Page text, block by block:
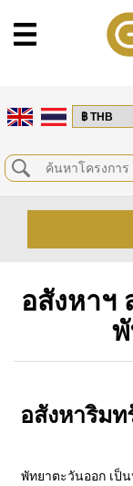
อสังหาฯ
อสังหาริม
พัทยาตะวันออก เป็